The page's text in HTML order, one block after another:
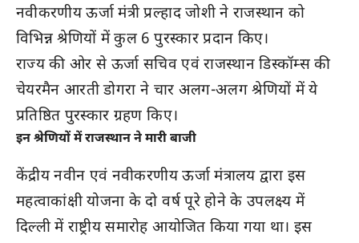
नवीकरणीय ऊर्जा मंत्री प्रल्हाद जोशी ने राजस्थान को
विभिन्न श्रेणियों में कुल 6 पुरस्कार प्रदान किए।
राज्य की ओर से ऊर्जा सचिव एवं राजस्थान डिस्कॉम्स की
चेयरमैन आरती डोगरा ने चार अलग-अलग श्रेणियों में ये
प्रतिष्ठित पुरस्कार ग्रहण किए।
इन श्रेणियों में राजस्थान ने मारी बाजी
केंद्रीय नवीन एवं नवीकरणीय ऊर्जा मंत्रालय द्वारा इस
महत्वाकांक्षी योजना के दो वर्ष पूरे होने के उपलक्ष्य में
दिल्ली में राष्ट्रीय समारोह आयोजित किया गया था। इस